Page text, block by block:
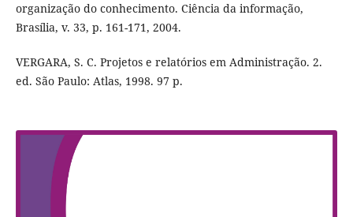
organização do conhecimento. Ciência da informação,
Brasília, v. 33, p. 161-171, 2004.
VERGARA, S. C. Projetos e relatórios em Administração. 2.
ed. São Paulo: Atlas, 1998. 97 p.